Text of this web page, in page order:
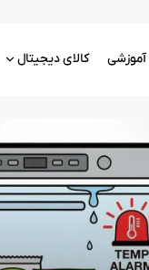
آموزشی کالای دیجیتال